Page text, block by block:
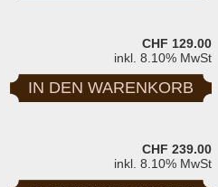
CHF 129.00
inkl. 8.10% MwSt
CHF 239.00
inkl. 8.10% MwSt